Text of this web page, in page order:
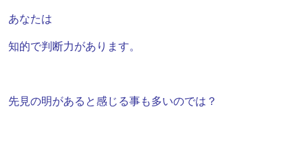
あなたは
知的で判断力があります。
先見の明があると感じる事も多いのでは？